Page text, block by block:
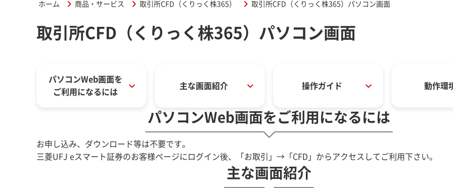
ホーム 商品・サービス 取引所CFD（くりっく株365） 取引所CFD（くりっく株365）パソコン画面
取引所CFD（くりっく株365）パソコン画面
パソコンWeb画面を
ご利用になるには
主な画面紹介 操作ガイド 動作環
パソコンWeb画面をご利用になるには
お申し込み、ダウンロード等は不要です。
三菱UFJ eスマート証券のお客様ページにログイン後、「お取引」→「CFD」からアクセスしてご利用下さい。
主な画面紹介